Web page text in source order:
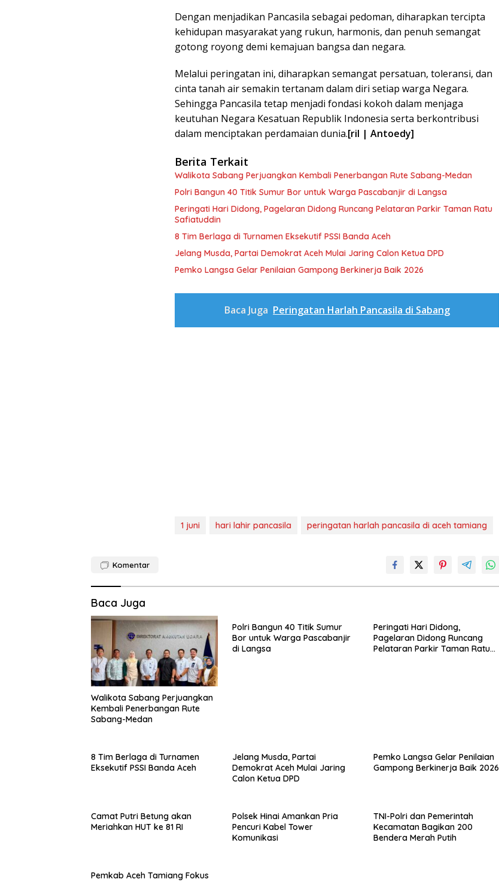
Dengan menjadikan Pancasila sebagai pedoman, diharapkan tercipta
kehidupan masyarakat yang rukun, harmonis, dan penuh semangat
gotong royong demi kemajuan bangsa dan negara.
Melalui peringatan ini, diharapkan semangat persatuan, toleransi, dan
cinta tanah air semakin tertanam dalam diri setiap warga Negara.
Sehingga Pancasila tetap menjadi fondasi kokoh dalam menjaga
keutuhan Negara Kesatuan Republik Indonesia serta berkontribusi
dalam menciptakan perdamaian dunia.[ril | Antoedy]
Berita Terkait
Walikota Sabang Perjuangkan Kembali Penerbangan Rute Sabang-Medan
Polri Bangun 40 Titik Sumur Bor untuk Warga Pascabanjir di Langsa
Peringati Hari Didong, Pagelaran Didong Runcang Pelataran Parkir Taman Ratu
Safiatuddin
8 Tim Berlaga di Turnamen Eksekutif PSSI Banda Aceh
Jelang Musda, Partai Demokrat Aceh Mulai Jaring Calon Ketua DPD
Pemko Langsa Gelar Penilaian Gampong Berkinerja Baik 2026
Baca Juga Peringatan Harlah Pancasila di Sabang
1 juni hari lahir pancasila peringatan harlah pancasila di aceh tamiang
Komentar
Baca Juga
Walikota Sabang Perjuangkan
Kembali Penerbangan Rute
Sabang-Medan
Polri Bangun 40 Titik Sumur
Bor untuk Warga Pascabanjir
di Langsa
Peringati Hari Didong,
Pagelaran Didong Runcang
Pelataran Parkir Taman Ratu
8 Tim Berlaga di Turnamen
Eksekutif PSSI Banda Aceh
Jelang Musda, Partai
Demokrat Aceh Mulai Jaring
Calon Ketua DPD
Pemko Langsa Gelar Penilaian
Gampong Berkinerja Baik 2026
Camat Putri Betung akan
Meriahkan HUT ke 81 RI
Polsek Hinai Amankan Pria
Pencuri Kabel Tower
Komunikasi
TNI-Polri dan Pemerintah
Kecamatan Bagikan 200
Bendera Merah Putih
Pemkab Aceh Tamiang Fokus